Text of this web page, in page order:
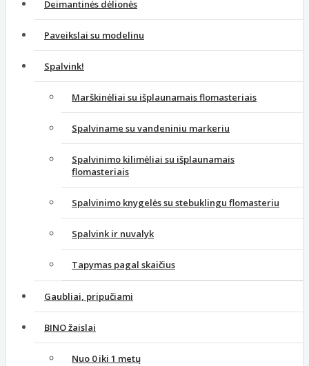
Deimantinės dėlionės
Paveikslai su modelinu
Spalvink!
Marškinėliai su išplaunamais flomasteriais
Spalviname su vandeniniu markeriu
Spalvinimo kilimėliai su išplaunamais
flomasteriais
Spalvinimo knygelės su stebuklingu flomasteriu
Spalvink ir nuvalyk
Tapymas pagal skaičius
Gaubliai, pripučiami
BINO žaislai
Nuo 0 iki 1 metų